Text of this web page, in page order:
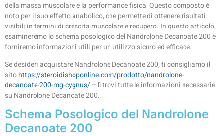
della massa muscolare e la performance fisica. Questo composto è
noto per il suo effetto anabolico, che permette di ottenere risultati
visibili in termini di crescita muscolare e recupero. In questo articolo,
esamineremo lo schema posologico del Nandrolone Decanoate 200 e
forniremo informazioni utili per un utilizzo sicuro ed efficace.
Se desideri acquistare Nandrolone Decanoate 200, ti consigliamo il
sitohttps://steroidishoponline.com/prodotto/nandrolone-
decanoate-200-mg-cygnus/– lì trovi tutte le informazioni necessarie
su Nandrolone Decanoate 200.
Schema Posologico del Nandrolone
Decanoate 200